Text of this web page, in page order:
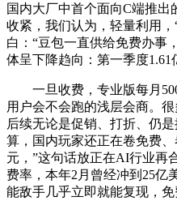
国内大厂中首个面向C端推出
收紧，我们认为，轻量利用
白：“豆包一直供给免费办事
体呈下降趋向：第一季度1.61
一旦收费，专业版每月500
用户会不会跑的浅层会商。
后续无论是促销、打折、仍
算，国内玩家还正在卷免费
元，”这句话放正在AI行业再
费率，本年2月曾经冲到25亿
能敌手几乎立即就能复现，免